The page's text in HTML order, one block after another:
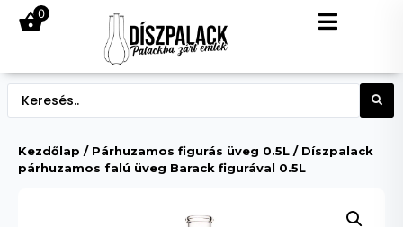
0
Kezdőlap / Párhuzamos figurás üveg 0.5L / Díszpalack
párhuzamos falú üveg Barack figurával 0.5L